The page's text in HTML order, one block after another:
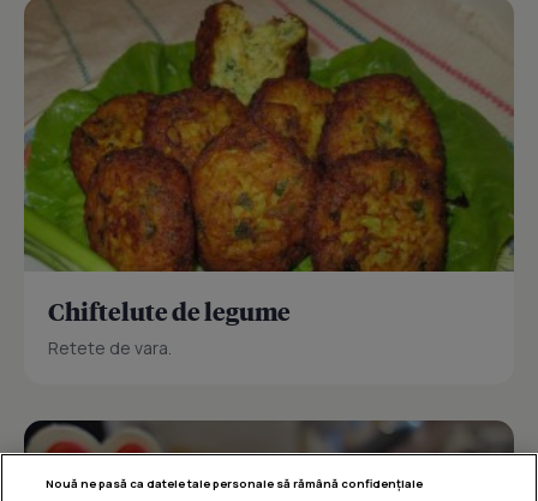
Chiftelute de legume
Retete de vara.
Nouă ne pasă ca datele tale personale să rămână confidențiale